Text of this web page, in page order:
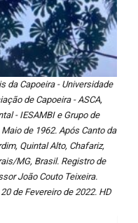
da Capoeira - Universidade
de Capoeira - ASCA,
- IESAMBI e Grupo de
de 1962. Após Canto da
Quintal Alto, Chafariz,
MG, Brasil. Registro de
João Couto Teixeira.
de Fevereiro de 2022. HD